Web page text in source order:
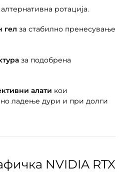
ротација.
гел за стабилно пренесување
за подобрена
алати кои
ладење дури и при долги
NVIDIA RTX